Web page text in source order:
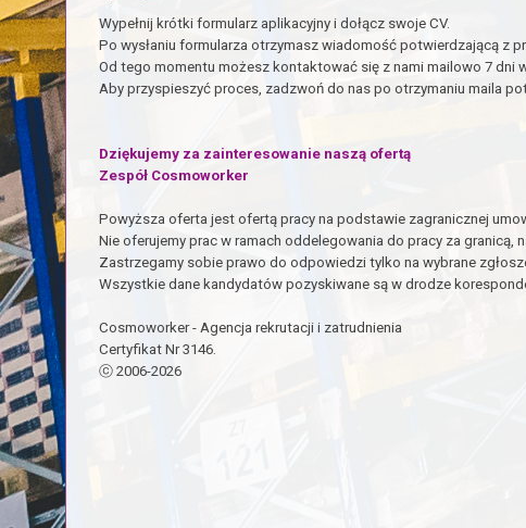
Wypełnij krótki formularz aplikacyjny i dołącz swoje CV.
Po wysłaniu formularza otrzymasz wiadomość potwierdzającą z
Od tego momentu możesz kontaktować się z nami mailowo 7 dni
Aby przyspieszyć proces, zadzwoń do nas po otrzymaniu maila
Dziękujemy za zainteresowanie naszą ofertą
Zespół Cosmoworker
Powyższa oferta jest ofertą pracy na podstawie zagranicznej
Nie oferujemy prac w ramach oddelegowania do pracy za granicą,
Zastrzegamy sobie prawo do odpowiedzi tylko na wybrane
Wszystkie dane kandydatów pozyskiwane są w drodze
Cosmoworker - Agencja rekrutacji i zatrudnienia
Certyfikat Nr 3146.
ⓒ 2006-2026